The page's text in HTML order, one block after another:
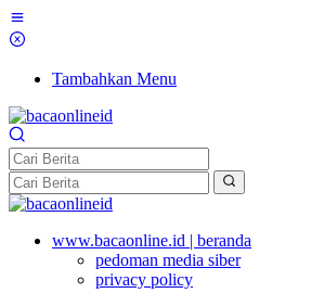
Tambahkan Menu
www.bacaonline.id | beranda
pedoman media siber
privacy policy